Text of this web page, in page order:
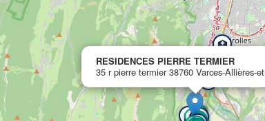
www.vme.plus/AA6144463
RESIDENCES PIERRE TERMIER
pierre termier
38760 Varces-Allières-et-Risset
🚓
🏫💊
🏥
🌳🚌
🚌
🌳🚌
🚌
🍽️
🛍️
🥖
🥖
🥖
🛍️
🥖
🛍️
🏦
RESIDENCES PIERRE TERMIER
35 r pierre termier 38760 Varces-Allières-